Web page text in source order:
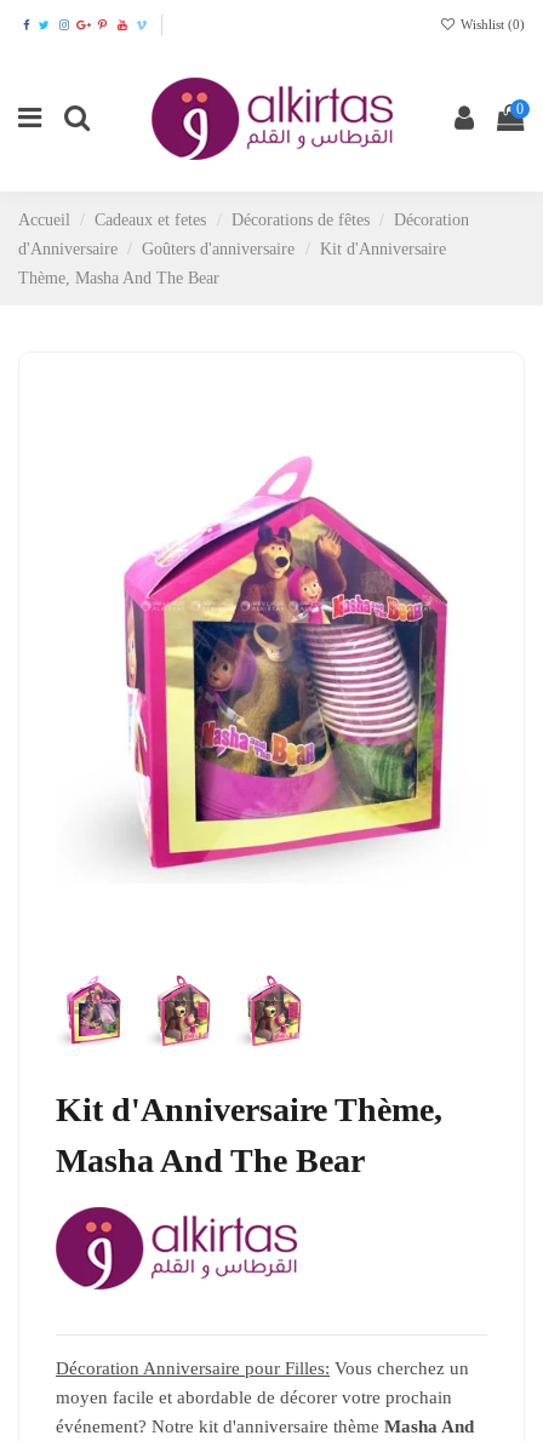
Wishlist (0)
0
Accueil Cadeaux et fetes Décorations de fêtes
Décoration
d'Anniversaire
Goûters d'anniversaire
Kit d'Anniversaire
Thème, Masha And The Bear
Kit d'Anniversaire Thème,
Masha And The Bear
Décoration Anniversaire pour Filles: Vous cherchez un
moyen facile et abordable de décorer votre prochain
événement? Notre kit d'anniversaire thème Masha And